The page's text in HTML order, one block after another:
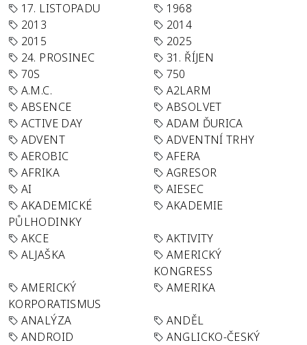
17. LISTOPADU
1968
2013
2014
2015
2025
24. PROSINEC
31. ŘÍJEN
70S
750
A.M.C.
A2LARM
ABSENCE
ABSOLVET
ACTIVE DAY
ADAM ĎURICA
ADVENT
ADVENTNÍ TRHY
AEROBIC
AFERA
AFRIKA
AGRESOR
AI
AIESEC
AKADEMICKÉ
PŮLHODINKY
AKADEMIE
AKCE
AKTIVITY
ALJAŠKA
AMERICKÝ
KONGRESS
AMERICKÝ
KORPORATISMUS
AMERIKA
ANALÝZA
ANDĚL
ANDROID
ANGLICKO-ČESKÝ